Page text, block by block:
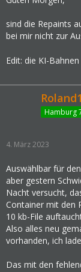
sind die Repaints
bei mir nicht zur
Edit: die KI-
Hamburg
4. März 2023
Auswählbar für
aber gestern
Nacht versucht,
Container mit den
10 kb-File
Also alles neu
vorhanden, ich
Das mit den